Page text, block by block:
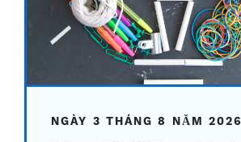
NGÀY 3 THÁNG 8 NĂM 2026